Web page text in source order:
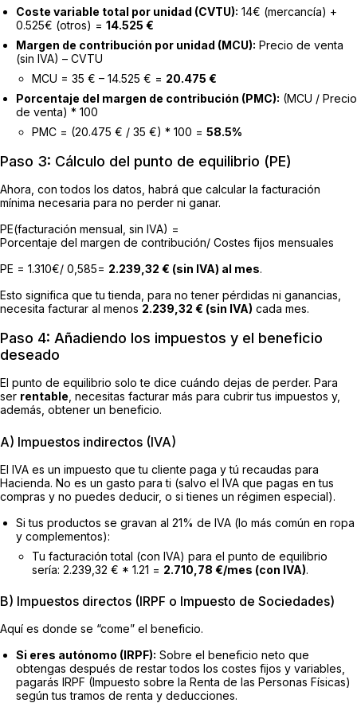
Coste variable total por unidad (CVTU): 14€ (mercancía) +
0.525€ (otros) = 14.525 €
Margen de contribución por unidad (MCU): Precio de venta
(sin IVA) – CVTU
MCU = 35 € – 14.525 € = 20.475 €
Porcentaje del margen de contribución (PMC): (MCU / Precio
de venta) * 100
PMC = (20.475 € / 35 €) * 100 = 58.5%
Paso 3: Cálculo del punto de equilibrio (PE)
Ahora, con todos los datos, habrá que calcular la facturación
mínima necesaria para no perder ni ganar.
PE(facturación mensual, sin IVA) =
Porcentaje del margen de contribución/ Costes fijos mensuales​
PE = 1.310€/ 0,585= 2.239,32 € (sin IVA) al mes.
Esto significa que tu tienda, para no tener pérdidas ni ganancias,
necesita facturar al menos 2.239,32 € (sin IVA) cada mes.
Paso 4: Añadiendo los impuestos y el beneficio
deseado
El punto de equilibrio solo te dice cuándo dejas de perder. Para
ser rentable , necesitas facturar más para cubrir tus impuestos y,
además, obtener un beneficio.
A) Impuestos indirectos (IVA)
El IVA es un impuesto que tu cliente paga y tú recaudas para
Hacienda. No es un gasto para ti (salvo el IVA que pagas en tus
compras y no puedes deducir, o si tienes un régimen especial).
Si tus productos se gravan al 21% de IVA (lo más común en ropa
y complementos):
Tu facturación total (con IVA) para el punto de equilibrio
sería: 2.239,32 € * 1.21 = 2.710,78 €/mes (con IVA).
B) Impuestos directos (IRPF o Impuesto de Sociedades)
Aquí es donde se “come” el beneficio.
Si eres autónomo (IRPF): Sobre el beneficio neto que
obtengas después de restar todos los costes fijos y variables,
pagarás IRPF (Impuesto sobre la Renta de las Personas Físicas)
según tus tramos de renta y deducciones.